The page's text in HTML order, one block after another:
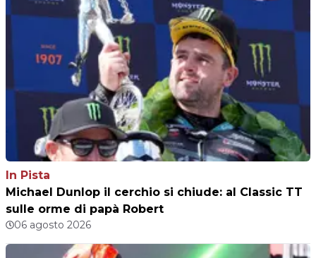
In Pista
Michael Dunlop il cerchio si chiude: al Classic TT
sulle orme di papà Robert
06 agosto 2026